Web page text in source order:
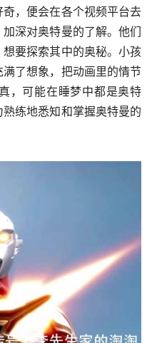
，便会在各个视频平台去
深对奥特曼的了解。他们
要探索其中的奥秘。小孩
了想象，把动画里的情节
，可能在睡梦中都是奥特
练地悉知和掌握奥特曼的